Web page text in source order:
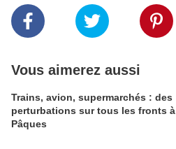
Vous aimerez aussi
Trains, avion, supermarchés : des
perturbations sur tous les fronts à
Pâques